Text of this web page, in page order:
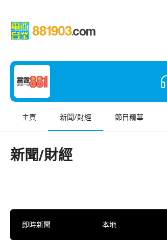
主頁 新聞/財經 節目精華
新聞/財經
即時新聞 本地